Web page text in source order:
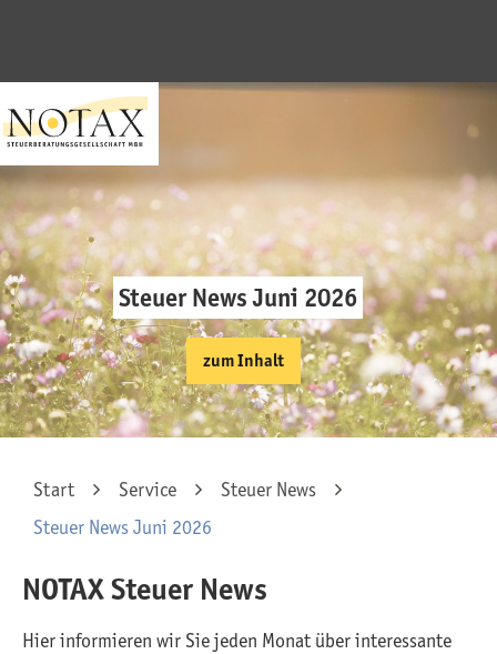
Steuer News Juni 2026
zum Inhalt
Start Service
Steuer News
Steuer News Juni 2026
NOTAX Steuer News
Hier informieren wir Sie jeden Monat über interessante